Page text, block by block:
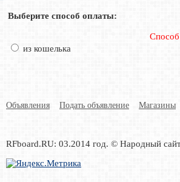
Выберите способ оплаты:
из кошелька
Объявления Подать объявление Магазины
RFboard.RU: 03.2014 год. © Народный